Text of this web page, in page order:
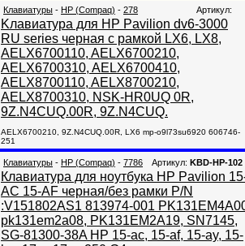
Клавиатуры - HP (Compaq) - 278 Артикул:
Kлавиатура для HP Pavilion dv6-3000
RU series черная с рамкой LX6, LX8,
AELX6700110, AELX6700210,
AELX6700310, AELX6700410,
AELX8700110, AELX8700210,
AELX8700310, NSK-HR0UQ 0R,
9Z.N4CUQ.00R, 9Z.N4CUQ.
AELX6700210, 9Z.N4CUQ.00R, LX6 mp-o9l73su6920 606746-
251
Клавиатуры - HP (Compaq) - 7786 Артикул: KBD-HP-102
Клавиатура для ноутбука HP Pavilion
AC 15-AF черная/без рамки P/N
:V151802AS1 813974-001
pk131em2a08, PK131EM2A19, SN7145,
SG-81300-38A HP 15-ac, 15-af, 15-ay, 15-